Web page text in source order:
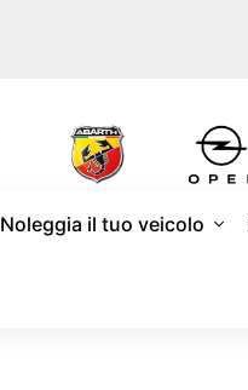
Noleggia il tuo veicolo